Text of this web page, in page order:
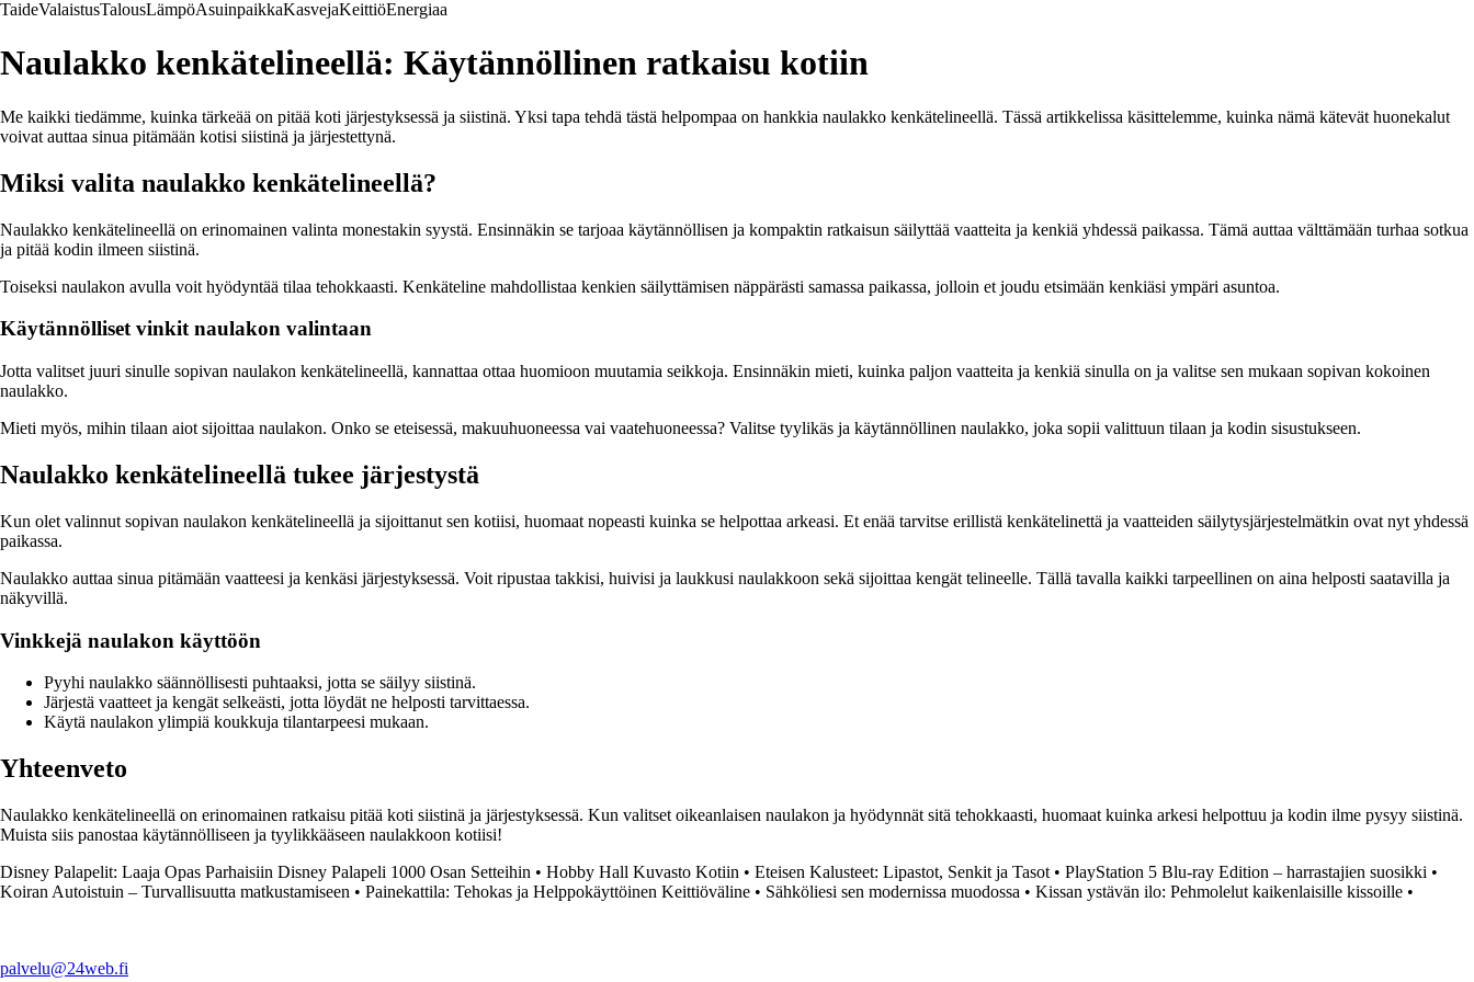
TaideValaistusTalousLämpöAsuinpaikkaKasvejaKeittiöEnergiaa
Naulakko kenkätelineellä: Käytännöllinen ratkaisu kotiin
Me kaikki tiedämme, kuinka tärkeää on pitää koti järjestyksessä ja siistinä. Yksi tapa tehdä tästä helpompaa on hankkia naulakko kenkätelineellä. Tässä artikkelissa käsittelemme, kuinka nämä kätevät huonekalut
voivat auttaa sinua pitämään kotisi siistinä ja järjestettynä.
Miksi valita naulakko kenkätelineellä?
Naulakko kenkätelineellä on erinomainen valinta monestakin syystä. Ensinnäkin se tarjoaa käytännöllisen ja kompaktin ratkaisun säilyttää vaatteita ja kenkiä yhdessä paikassa. Tämä auttaa välttämään turhaa sotkua
ja pitää kodin ilmeen siistinä.
Toiseksi naulakon avulla voit hyödyntää tilaa tehokkaasti. Kenkäteline mahdollistaa kenkien säilyttämisen näppärästi samassa paikassa, jolloin et joudu etsimään kenkiäsi ympäri asuntoa.
Käytännölliset vinkit naulakon valintaan
Jotta valitset juuri sinulle sopivan naulakon kenkätelineellä, kannattaa ottaa huomioon muutamia seikkoja. Ensinnäkin mieti, kuinka paljon vaatteita ja kenkiä sinulla on ja valitse sen mukaan sopivan kokoinen
naulakko.
Mieti myös, mihin tilaan aiot sijoittaa naulakon. Onko se eteisessä, makuuhuoneessa vai vaatehuoneessa? Valitse tyylikäs ja käytännöllinen naulakko, joka sopii valittuun tilaan ja kodin sisustukseen.
Naulakko kenkätelineellä tukee järjestystä
Kun olet valinnut sopivan naulakon kenkätelineellä ja sijoittanut sen kotiisi, huomaat nopeasti kuinka se helpottaa arkeasi. Et enää tarvitse erillistä kenkätelinettä ja vaatteiden säilytysjärjestelmätkin ovat nyt yhdessä
paikassa.
Naulakko auttaa sinua pitämään vaatteesi ja kenkäsi järjestyksessä. Voit ripustaa takkisi, huivisi ja laukkusi naulakkoon sekä sijoittaa kengät telineelle. Tällä tavalla kaikki tarpeellinen on aina helposti saatavilla ja
näkyvillä.
Vinkkejä naulakon käyttöön
Pyyhi naulakko säännöllisesti puhtaaksi, jotta se säilyy siistinä.
Järjestä vaatteet ja kengät selkeästi, jotta löydät ne helposti tarvittaessa.
Käytä naulakon ylimpiä koukkuja tilantarpeesi mukaan.
Yhteenveto
Naulakko kenkätelineellä on erinomainen ratkaisu pitää koti siistinä ja järjestyksessä. Kun valitset oikeanlaisen naulakon ja hyödynnät sitä tehokkaasti, huomaat kuinka arkesi helpottuu ja kodin ilme pysyy siistinä.
Muista siis panostaa käytännölliseen ja tyylikkääseen naulakkoon kotiisi!
Disney Palapelit: Laaja Opas Parhaisiin Disney Palapeli 1000 Osan Setteihin • Hobby Hall Kuvasto Kotiin • Eteisen Kalusteet: Lipastot, Senkit ja Tasot • PlayStation 5 Blu-ray Edition – harrastajien suosikki •
Koiran Autoistuin – Turvallisuutta matkustamiseen • Painekattila: Tehokas ja Helppokäyttöinen Keittiöväline • Sähköliesi sen modernissa muodossa • Kissan ystävän ilo: Pehmolelut kaikenlaisille kissoille •
palvelu@24web.fi